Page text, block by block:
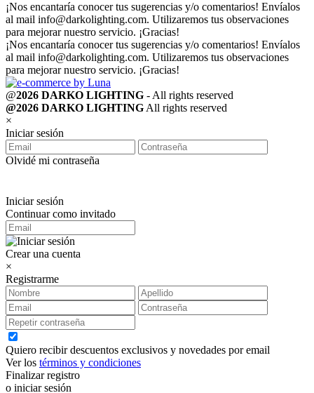
¡Nos encantaría conocer tus sugerencias y/o comentarios! Envíalos
al mail info@darkolighting.com. Utilizaremos tus observaciones
para mejorar nuestro servicio. ¡Gracias!
¡Nos encantaría conocer tus sugerencias y/o comentarios! Envíalos
al mail info@darkolighting.com. Utilizaremos tus observaciones
para mejorar nuestro servicio. ¡Gracias!
@2026 DARKO LIGHTING - All rights reserved
@2026 DARKO LIGHTING All rights reserved
×
Iniciar sesión
Olvidé mi contraseña
Iniciar sesión
Continuar como invitado
Crear una cuenta
×
Registrarme
Quiero recibir descuentos exclusivos y novedades por email
Ver los términos y condiciones
Finalizar registro
o iniciar sesión